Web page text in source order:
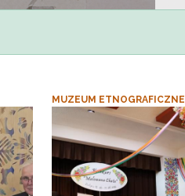
MUZEUM ETNOGRAFICZNE